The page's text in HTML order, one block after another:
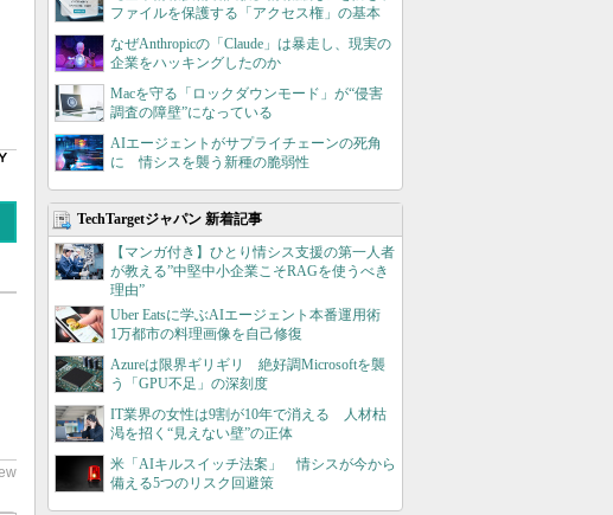
ファイルを保護する「アクセス権」の基本
なぜAnthropicの「Claude」は暴走し、現実の
企業をハッキングしたのか
Macを守る「ロックダウンモード」が“侵害
調査の障壁”になっている
AIエージェントがサプライチェーンの死角
に 情シスを襲う新種の脆弱性
TechTargetジャパン 新着記事
【マンガ付き】ひとり情シス支援の第一人者
が教える”中堅中小企業こそRAGを使うべき
理由”
Uber Eatsに学ぶAIエージェント本番運用術
1万都市の料理画像を自己修復
Azureは限界ギリギリ 絶好調Microsoftを襲
う「GPU不足」の深刻度
IT業界の女性は9割が10年で消える 人材枯
渇を招く“見えない壁”の正体
米「AIキルスイッチ法案」 情シスが今から
備える5つのリスク回避策